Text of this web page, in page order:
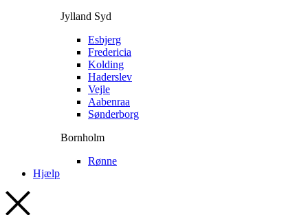
Jylland Syd
Esbjerg
Fredericia
Kolding
Haderslev
Vejle
Aabenraa
Sønderborg
Bornholm
Rønne
Hjælp